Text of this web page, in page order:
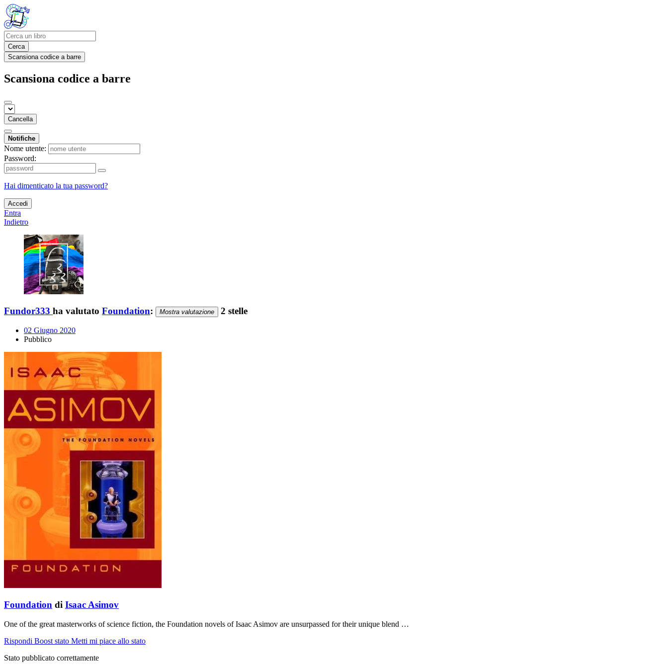
Cerca
Scansiona codice a barre
Scansiona codice a barre
Cancella
Notifiche
Nome utente:
Password:
Hai dimenticato la tua password?
Accedi
Entra
Indietro
Fundor333 ha valutato Foundation: Mostra valutazione 2 stelle
02 Giugno 2020
Pubblico
Foundation di Isaac Asimov
One of the great masterworks of science fiction, the Foundation novels of Isaac Asimov are unsurpassed for their unique blend …
Rispondi Boost stato Metti mi piace allo stato
Stato pubblicato correttamente